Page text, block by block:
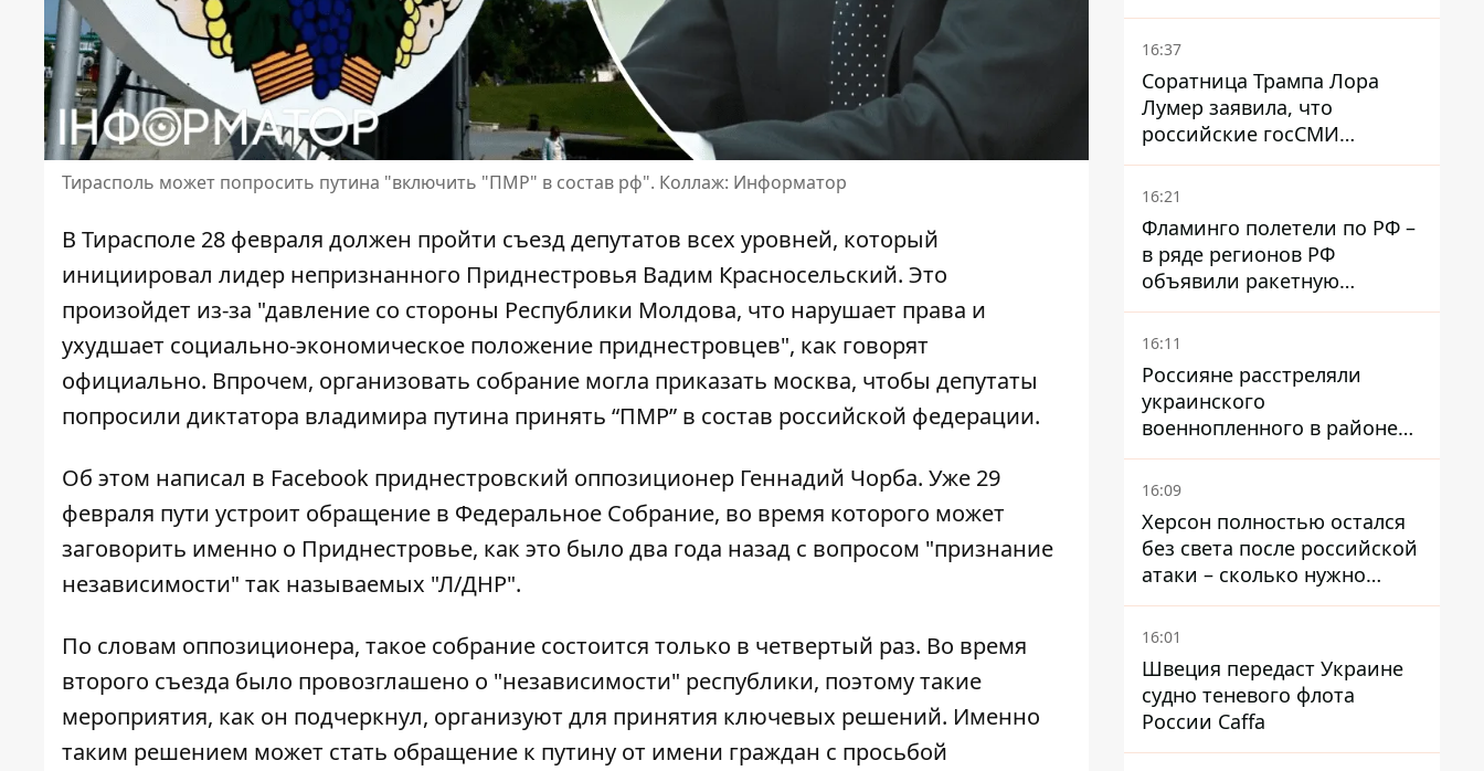
Тирасполь может попросить путина "включить "ПМР" в состав рф". Коллаж: Информатор
В Тирасполе 28 февраля должен пройти съезд депутатов всех уровней, который
инициировал лидер непризнанного Приднестровья Вадим Красносельский. Это
произойдет из-за "давление со стороны Республики Молдова, что нарушает права и
ухудшает социально-экономическое положение приднестровцев", как говорят
официально. Впрочем, организовать собрание могла приказать москва, чтобы депутаты
попросили диктатора владимира путина принять “ПМР” в состав российской федерации.
Об этом написал в Facebook приднестровский оппозиционер Геннадий Чорба. Уже 29
февраля пути устроит обращение в Федеральное Собрание, во время которого может
заговорить именно о Приднестровье, как это было два года назад с вопросом "признание
независимости" так называемых "Л/ДНР".
По словам оппозиционера, такое собрание состоится только в четвертый раз. Во время
второго съезда было провозглашено о "независимости" республики, поэтому такие
мероприятия, как он подчеркнул, организуют для принятия ключевых решений. Именно
таким решением может стать обращение к путину от имени граждан с просьбой
жары
16:37
Соратница Трампа Лора
Лумер заявила, что
российские госСМИ
развернули против нее
пропагандистскую
16:21
Фламинго полетели по РФ –
в ряде регионов РФ
объявили ракетную
опасность
16:11
Россияне расстреляли
украинского
военнопленного в районе
Мирного на Донетчине
16:09
Херсон полностью остался
без света после российской
атаки – сколько нужно
времени на восстановление
16:01
Швеция передаст Украине
судно теневого флота
России Caffa